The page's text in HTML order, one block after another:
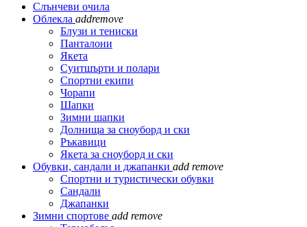
Слънчеви очила
Облекла addremove
Блузи и тениски
Панталони
Якета
Суитшърти и полари
Спортни екипи
Чорапи
Шапки
Зимни шапки
Долнища за сноуборд и ски
Ръкавици
Якета за сноуборд и ски
Обувки, сандали и джапанки add remove
Спортни и туристически обувки
Сандали
Джапанки
Зимни спортове add remove